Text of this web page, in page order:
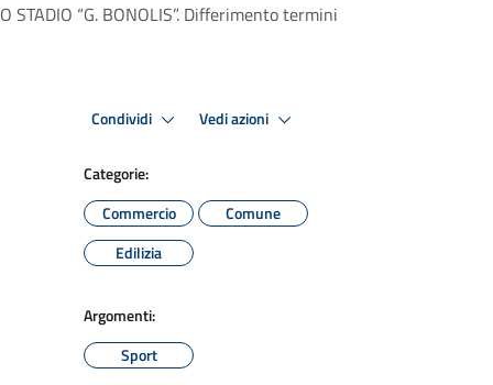
STADIO “G. BONOLIS”. Differimento termini
Condividi Vedi azioni
Categorie:
Commercio
Comune
Edilizia
Argomenti:
Sport